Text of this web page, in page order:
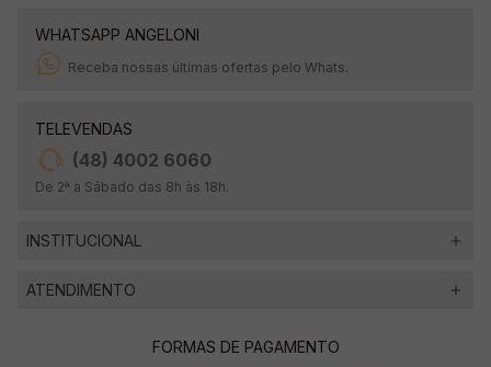
WHATSAPP ANGELONI
Receba nossas últimas ofertas pelo Whats.
TELEVENDAS
(48) 4002 6060
De 2ª a Sábado das 8h às 18h.
INSTITUCIONAL
ATENDIMENTO
FORMAS DE PAGAMENTO